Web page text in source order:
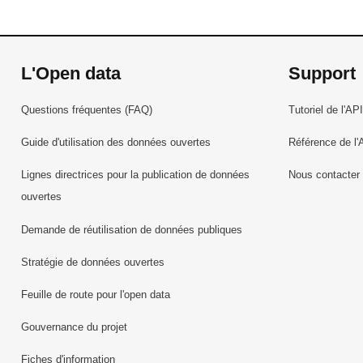
L'Open data
Questions fréquentes (FAQ)
Guide d'utilisation des données ouvertes
Lignes directrices pour la publication de données
ouvertes
Demande de réutilisation de données publiques
Stratégie de données ouvertes
Feuille de route pour l'open data
Gouvernance du projet
Fiches d'information
Support
Tutoriel de l'API
Référence de
Nous contacter